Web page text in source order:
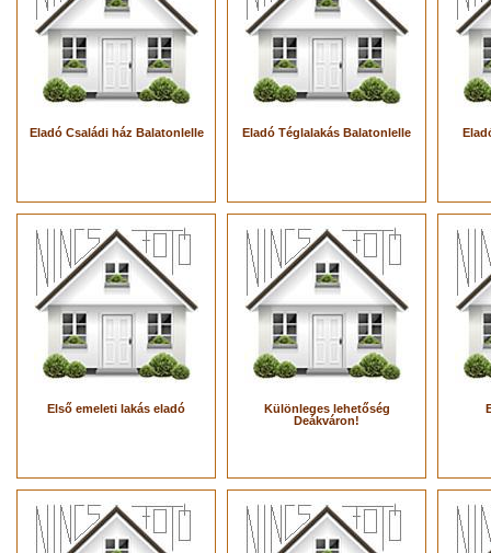
Eladó Családi ház Balatonlelle Eladó Téglalakás Balatonlelle
Első emeleti lakás eladó
Különleges lehetőség
Deákváron!